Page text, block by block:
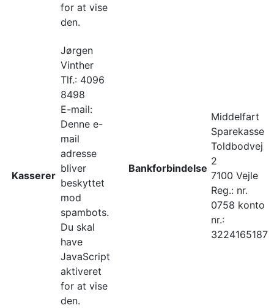
for at vise
den.
Kasserer
Jørgen
Vinther
Tlf.: 4096
8498
E-mail:
Denne e-
mail
adresse
bliver
beskyttet
mod
spambots.
Du skal
have
JavaScript
aktiveret
for at vise
den.
Bankforbindelse
Middelfart
Sparekasse
Toldbodvej
2
7100 Vejle
Reg.: nr.
0758 konto
nr.:
3224165187